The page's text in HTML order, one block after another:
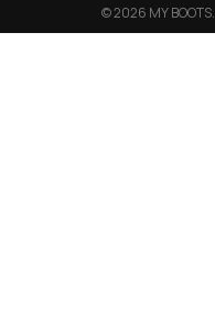
© 2026 MY BOOTS.